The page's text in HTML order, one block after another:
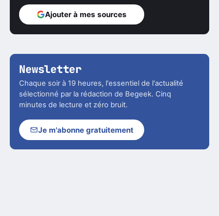
Ajouter à mes sources
Newsletter
Chaque soir à 19 heures, l'essentiel de l'actualité
sélectionné par la rédaction de Begeek. Cinq
minutes de lecture et zéro bruit.
Je m'abonne gratuitement